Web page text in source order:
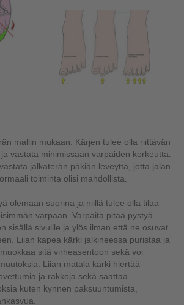
mallin mukaan. Kärjen tulee olla riittävän
vastata minimissään varpaiden korkeutta.
jalkaterän päkiän leveyttä, jotta jalan
toiminta olisi mahdollista.
olemaan suorina ja niillä tulee olla tilaa
varpaan. Varpaita pitää pystyä
sisällä sivuille ja ylös ilman että ne osuvat
Liian kapea kärki jalkineessa puristaa ja
sitä virheasentoon sekä voi
Liian matala kärki hiertää
ja rakkoja sekä saattaa
kuten kynnen paksuuntumista,